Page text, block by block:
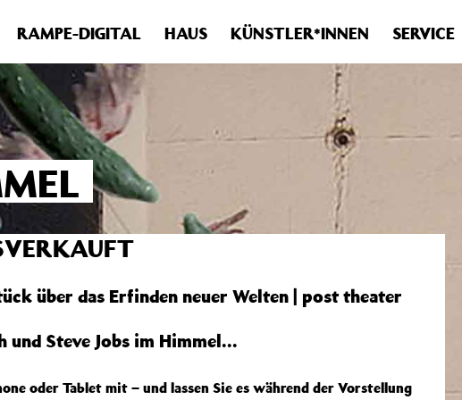
seit Version 4.4.0 veraltet! Verwende stattdessen get_permalink(). in
RAMPE-DIGITAL HAUS KÜNSTLER*INNEN SERVICE
über das Erfinden neuer Welten | post theater
und Steve Jobs im Himmel…
oder Tablet mit – und lassen Sie es während der Vorstellung